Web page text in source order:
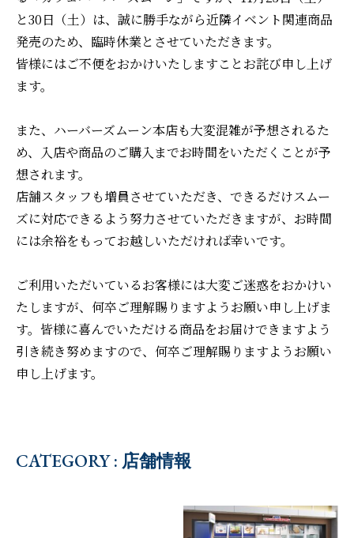
と30日（土）は、誠に勝手ながら近隣イベント関連商品
発売のため、臨時休業とさせていただきます。
皆様にはご不便をおかけいたしますことお詫び申し上げ
ます。
また、ハーバーズムーン本店も大変混雑が予想されるた
め、入店や商品のご購入までお時間をいただくことが予
想されます。
店舗スタッフも増員させていただき、できるだけスムー
ズに対応できるよう努力させていただきますが、お時間
には余裕をもってお越しいただければ幸いです。
ご利用いただいているお客様には大変ご迷惑をおかけい
たしますが、何卒ご理解賜りますようお願い申し上げま
す。皆様に喜んでいただける商品をお届けできますよう
引き続き努めますので、何卒ご理解賜りますようお願い
申し上げます。
CATEGORY : 店舗情報